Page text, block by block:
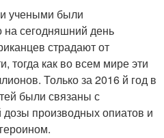
учеными были
сегодняшний день
страдают от
тогда как во всем мире эти
Только за 2016 й год в
были связаны с
производных опиатов и